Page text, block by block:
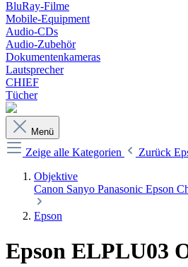
BluRay-Filme
Mobile-Equipment
Audio-CDs
Audio-Zubehör
Dokumentenkameras
Lautsprecher
CHIEF
Tücher
Menü
Zeige alle Kategorien Zurück
Objektive
Canon Sanyo Panasonic Epson
Epson
Epson ELPLU03